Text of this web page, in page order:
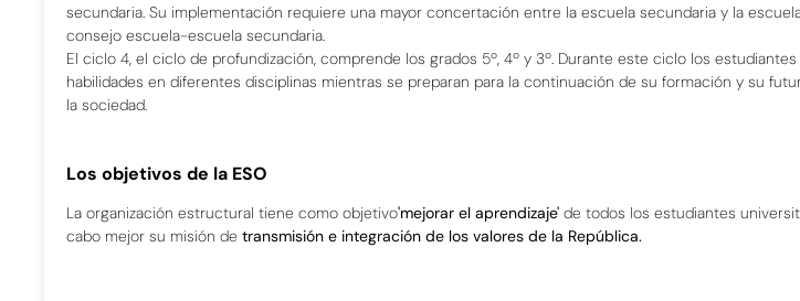
secundaria. Su implementación requiere una mayor concertación entre la escuela secundaria y la
consejo escuela-escuela secundaria.
El ciclo 4, el ciclo de profundización, comprende los grados 5º, 4º y 3º. Durante este ciclo los
habilidades en diferentes disciplinas mientras se preparan para la continuación de su formación y su
la sociedad.
Los objetivos de la ESO
La organización estructural tiene como objetivo'mejorar el aprendizaje' de todos los estudiantes
cabo mejor su misión detransmisión e integración de los valores de la República.